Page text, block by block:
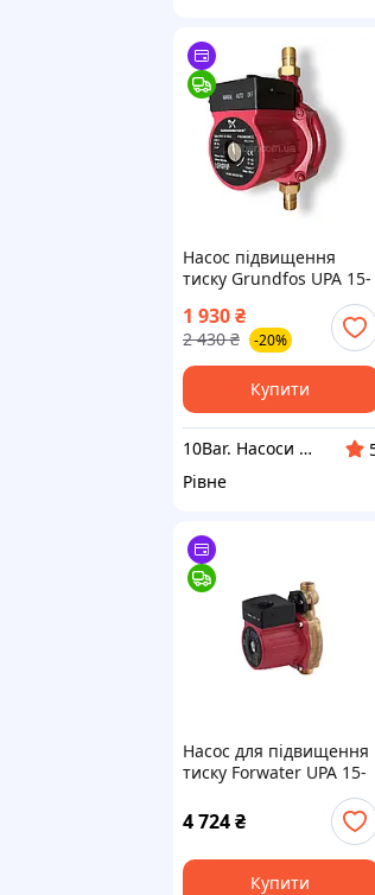
Насос підвищення
тиску Grundfos UPA 15-
1 930₴
2 430 ₴ -20%
Купити
10Bar. Насоси та опалення.
Рівне
Насос для підвищення
тиску Forwater UPA 15-
4 724₴
Купити